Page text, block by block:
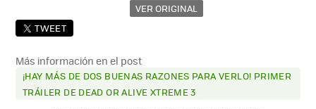
VER ORIGINAL
TWEET
Más información en el post
¡HAY MÁS DE DOS BUENAS RAZONES PARA VERLO! PRIMER
TRÁILER DE DEAD OR ALIVE XTREME 3